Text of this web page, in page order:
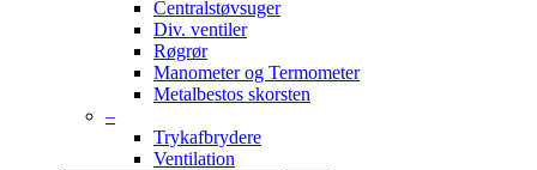
Centralstøvsuger
Div. ventiler
Røgrør
Manometer og Termometer
Metalbestos skorsten
–
Trykafbrydere
Ventilation